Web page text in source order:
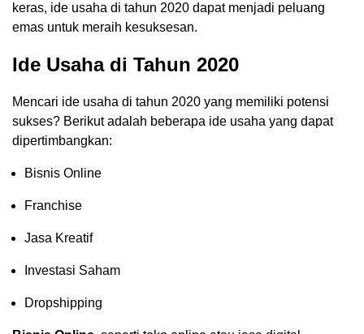
keras, ide usaha di tahun 2020 dapat menjadi peluang
emas untuk meraih kesuksesan.
Ide Usaha di Tahun 2020
Mencari ide usaha di tahun 2020 yang memiliki potensi
sukses? Berikut adalah beberapa ide usaha yang dapat
dipertimbangkan:
Bisnis Online
Franchise
Jasa Kreatif
Investasi Saham
Dropshipping